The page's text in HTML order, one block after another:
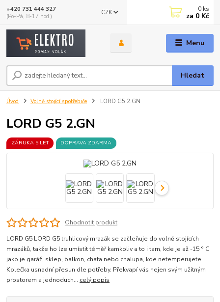
Menu
CZK
Hledat
+420 731 444 327
(Po-Pá, 8-17 hod.)
0 ks
za 0 Kč
Úvod Volně stojící spotřebiče LORD G5 2.GN
LORD G5 2.GN
ZÁRUKA 5 LET DOPRAVA ZDARMA
Ohodnotit produkt
LORD G5 LORD G5 truhlicový mrazák se začleňuje do volně stojících
mrazáků, takže ho lze umístit téměř kamkoliv a to i tam, kde je až -15 ° C
jako je garáž, sklep, balkon, chata nebo chalupa, kde netemperujete.
Kolečka usnadní přesun dle potřeby. Překvapí vás nejen svým užitným
prostorem a jednoduch... celý popis